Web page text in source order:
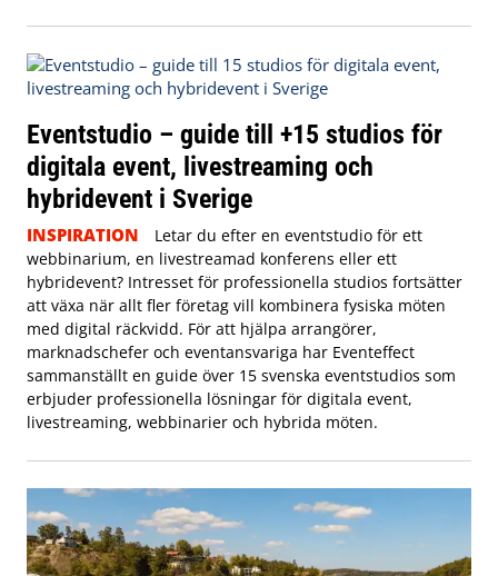
Eventstudio – guide till +15 studios för
digitala event, livestreaming och
hybridevent i Sverige
INSPIRATION
Letar du efter en eventstudio för ett
webbinarium, en livestreamad konferens eller ett
hybridevent? Intresset för professionella studios fortsätter
att växa när allt fler företag vill kombinera fysiska möten
med digital räckvidd. För att hjälpa arrangörer,
marknadschefer och eventansvariga har Eventeffect
sammanställt en guide över 15 svenska eventstudios som
erbjuder professionella lösningar för digitala event,
livestreaming, webbinarier och hybrida möten.